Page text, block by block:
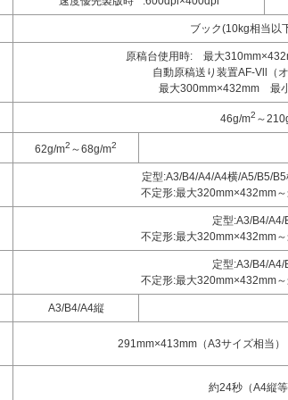
ブック(10kg相当以
原稿台使用時: 最大
自動原稿送り装置AF-Vll（
最大300mm×432mm 最
46g/m2 ～
62g/m2 ～68g/m2
定型:A3/B4/A4/A4横/A5/B5/
不定形:最大320mm×432mm
定型:A3/B4/A4/
不定形:最大320mm×432mm
定型:A3/B4/A4/
不定形:最大320mm×432mm
A3/B4/A4縦
291mm×413mm（A3サイズ相当）
約24秒（A4縦等